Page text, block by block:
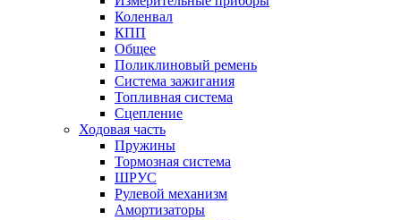
Коленвал
КПП
Общее
Поликлиновый ремень
Система зажигания
Топливная система
Сцепление
Ходовая часть
Пружины
Тормозная система
ШРУС
Рулевой механизм
Амортизаторы